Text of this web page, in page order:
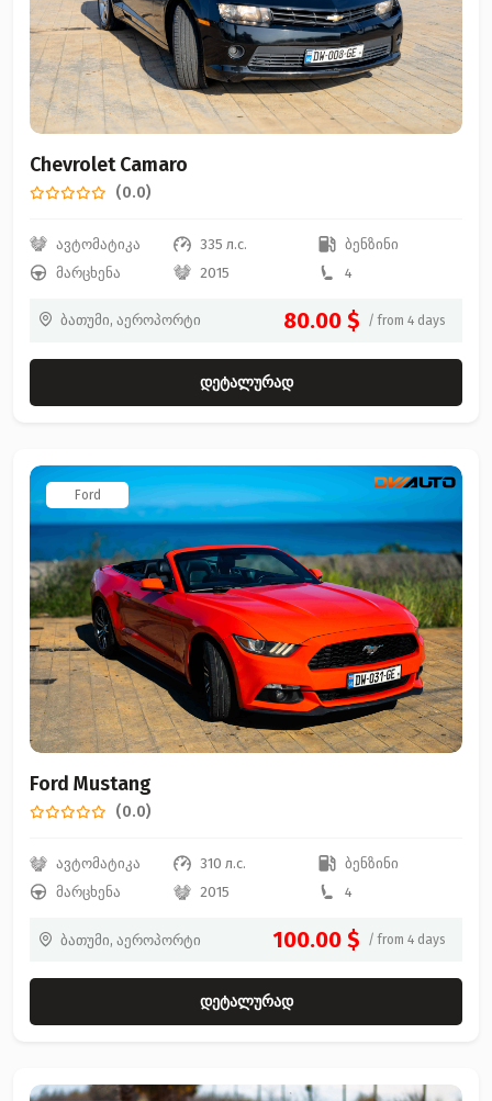
Chevrolet Camaro
(0.0)
ავტომატიკა 335 л.с.
ბენზინი
მარცხენა
2015 4
ბათუმი, აეროპორტი 80.00 $ / from 4 days
დეტალურად
Ford
Ford Mustang
(0.0)
ავტომატიკა 310 л.с.
ბენზინი
მარცხენა
2015 4
ბათუმი, აეროპორტი 100.00 $ / from 4 days
დეტალურად